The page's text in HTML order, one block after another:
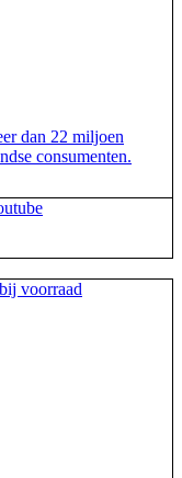
dan 22 miljoen
consumenten.